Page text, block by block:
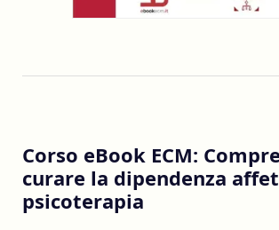
Corso eBook ECM:
curare la dipendenza
psicoterapia